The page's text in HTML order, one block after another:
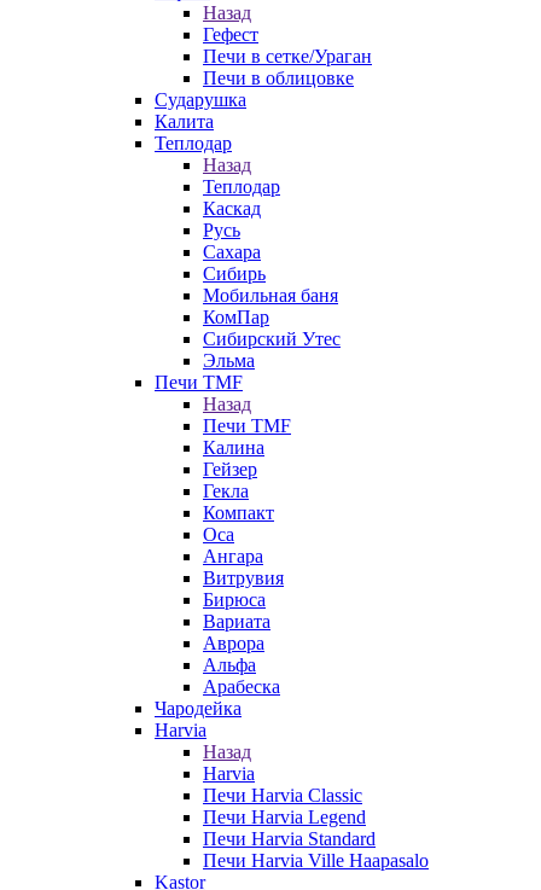
Назад
Гефест
Печи в сетке/Ураган
Печи в облицовке
Сударушка
Калита
Теплодар
Назад
Теплодар
Каскад
Русь
Сахара
Сибирь
Мобильная баня
КомПар
Сибирский Утес
Эльма
Печи TMF
Назад
Печи TMF
Калина
Гейзер
Гекла
Компакт
Оса
Ангара
Витрувия
Бирюса
Вариата
Аврора
Альфа
Арабеска
Чародейка
Harvia
Назад
Harvia
Печи Harvia Classic
Печи Harvia Legend
Печи Harvia Standard
Печи Harvia Ville Haapasalo
Kastor